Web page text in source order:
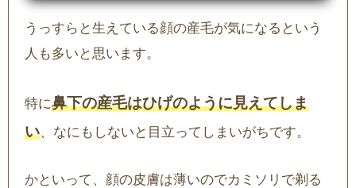
うっすらと生えている顔の産毛が気になるという
人も多いと思います。
特に鼻下の産毛はひげのように見えてしま
い、なにもしないと目立ってしまいがちです。
かといって、顔の皮膚は薄いのでカミソリで剃る